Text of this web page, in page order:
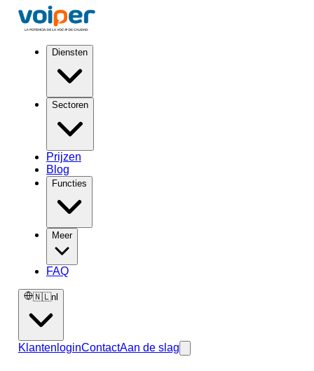
Diensten
Sectoren
Prijzen
Blog
Functies
Meer
FAQ
🇳🇱nl
KlantenloginContactAan de slag